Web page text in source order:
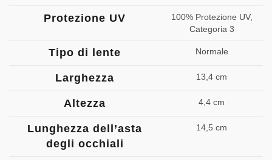
Protezione UV
100% Protezione UV,
Categoria 3
Tipo di lente Normale
Larghezza 13,4 cm
Altezza 4,4 cm
Lunghezza dell’asta
degli occhiali
14,5 cm